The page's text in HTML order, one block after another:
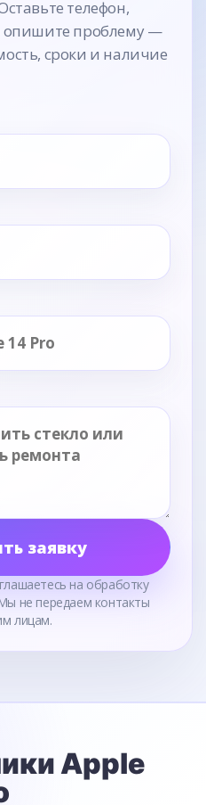
телефон,
опишите проблему —
сроки и наличие
заявку
на обработку
не передаем контакты
лицам.
Apple